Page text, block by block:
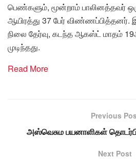
பெண்களும், மூன்றாம் பாலினத்தவர்
ஆயிரத்து 37 பேர் விண்ணப்பித்தனர்.
நிலை தேர்வு, கடந்த ஆகஸ்ட் மாதம்
முடிந்தது.
Read More
Previous
அஸ்வெசும பயனாளிகள்
Next Post